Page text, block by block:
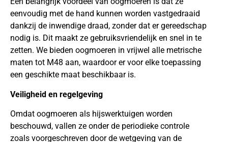
eenvoudig met de hand kunnen worden vastgedraaid
dankzij de inwendige draad, zonder dat er gereedschap
nodig is. Dit maakt ze gebruiksvriendelijk en snel in te
zetten. We bieden oogmoeren in vrijwel alle metrische
maten tot M48 aan, waardoor er voor elke toepassing
een geschikte maat beschikbaar is.
Veiligheid en regelgeving
Omdat oogmoeren als hijswerktuigen worden
beschouwd, vallen ze onder de periodieke controle
zoals voorgeschreven door de wetgeving van de